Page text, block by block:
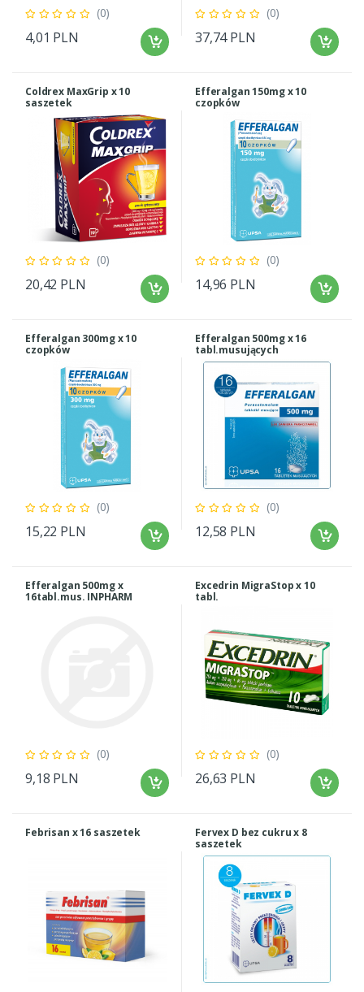
(0)
4,01 PLN
(0)
37,74 PLN
Coldrex MaxGrip x 10
saszetek
(0)
20,42 PLN
Efferalgan 150mg x 10
czopków
(0)
14,96 PLN
Efferalgan 300mg x 10
czopków
(0)
15,22 PLN
Efferalgan 500mg x 16
tabl.musujących
(0)
12,58 PLN
Efferalgan 500mg x
16tabl.mus. INPHARM
(0)
9,18 PLN
Excedrin MigraStop x 10
tabl.
(0)
26,63 PLN
Febrisan x 16 saszetek
Fervex D bez cukru x 8
saszetek